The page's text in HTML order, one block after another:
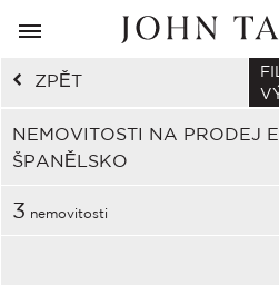
ZPĚT
NEMOVITOSTI NA PRODEJ
ŠPANĚLSKO
3 nemovitosti